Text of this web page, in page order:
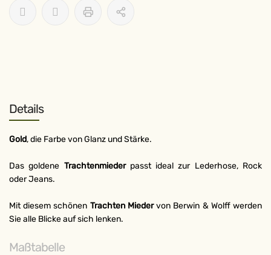
Details
Gold, die Farbe von Glanz und Stärke.
Das goldene Trachtenmiederpasst ideal zur Lederhose, Rock
oder Jeans.
Mit diesem schönen Trachten Miedervon Berwin & Wolff werden
Sie alle Blicke auf sich lenken.
Maßtabelle